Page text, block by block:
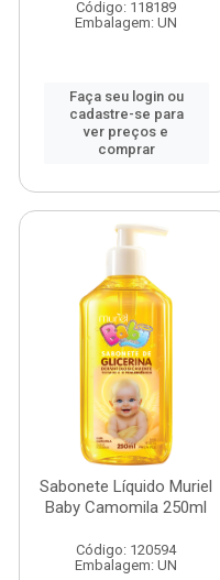
Código: 118189
Embalagem: UN
Faça seu login ou
cadastre-se para
ver preços e
comprar
Sabonete Líquido Muriel
Baby Camomila 250ml
Código: 120594
Embalagem: UN